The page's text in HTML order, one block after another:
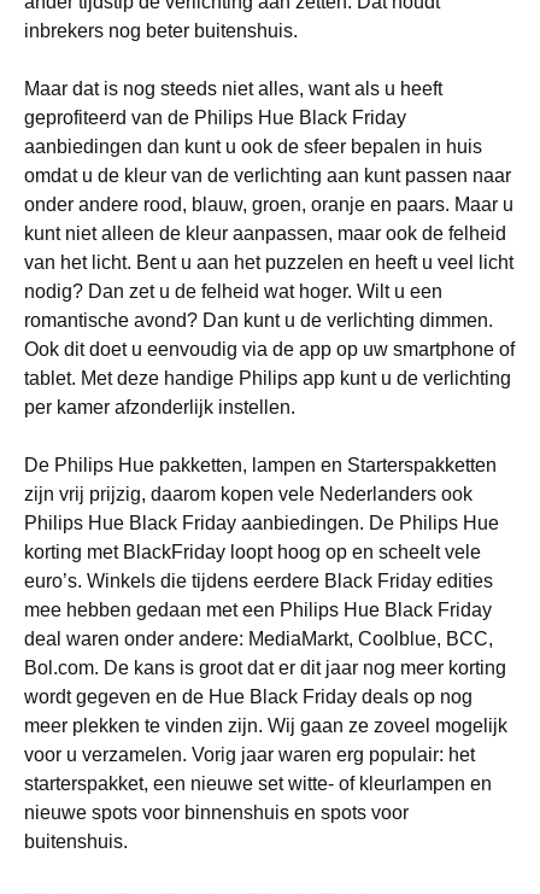
inbrekers nog beter buitenshuis.
Maar dat is nog steeds niet alles, want als u heeft
geprofiteerd van de Philips Hue Black Friday
aanbiedingen dan kunt u ook de sfeer bepalen in huis
omdat u de kleur van de verlichting aan kunt passen naar
onder andere rood, blauw, groen, oranje en paars. Maar u
kunt niet alleen de kleur aanpassen, maar ook de felheid
van het licht. Bent u aan het puzzelen en heeft u veel licht
nodig? Dan zet u de felheid wat hoger. Wilt u een
romantische avond? Dan kunt u de verlichting dimmen.
Ook dit doet u eenvoudig via de app op uw smartphone of
tablet. Met deze handige Philips app kunt u de verlichting
per kamer afzonderlijk instellen.
De Philips Hue pakketten, lampen en Starterspakketten
zijn vrij prijzig, daarom kopen vele Nederlanders ook
Philips Hue Black Friday aanbiedingen. De Philips Hue
korting met BlackFriday loopt hoog op en scheelt vele
euro’s. Winkels die tijdens eerdere Black Friday edities
mee hebben gedaan met een Philips Hue Black Friday
deal waren onder andere: MediaMarkt, Coolblue, BCC,
Bol.com. De kans is groot dat er dit jaar nog meer korting
wordt gegeven en de Hue Black Friday deals op nog
meer plekken te vinden zijn. Wij gaan ze zoveel mogelijk
voor u verzamelen. Vorig jaar waren erg populair: het
starterspakket, een nieuwe set witte- of kleurlampen en
nieuwe spots voor binnenshuis en spots voor
buitenshuis.